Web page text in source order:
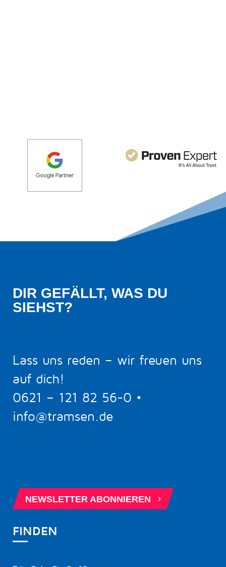
DIR GEFÄLLT, WAS DU
SIEHST?
Lass uns reden – wir freuen uns
auf dich!
0621 – 121 82 56-0 •
info@tramsen.de
NEWSLETTER ABONNIEREN 5
FINDEN